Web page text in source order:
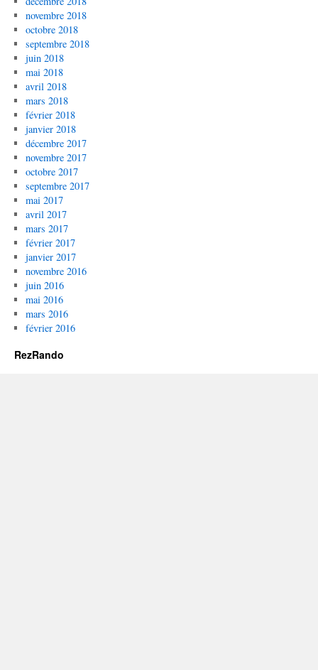
novembre 2018
octobre 2018
septembre 2018
juin 2018
mai 2018
avril 2018
mars 2018
février 2018
janvier 2018
décembre 2017
novembre 2017
octobre 2017
septembre 2017
mai 2017
avril 2017
mars 2017
février 2017
janvier 2017
novembre 2016
juin 2016
mai 2016
mars 2016
février 2016
RezRando